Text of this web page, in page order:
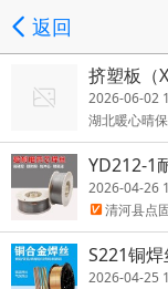
返回
挤塑板（
2026-06-02
湖北暖心晴
YD212-1
2026-04-26
清河县点
S221铜
2026-04-25